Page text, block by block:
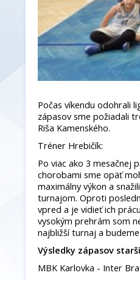
Počas víkendu odohrali
zápasov sme požiadali
Riša Kamenského.
Tréner Hrebičík:
Po viac ako 3 mesačnej
chorobami sme opäť
maximálny výkon a
turnajom. Oproti
vpred a je vidieť ich
vysokým prehrám som
najbližší turnaj a
Výsledky zápasov
MBK Karlovka - Inter